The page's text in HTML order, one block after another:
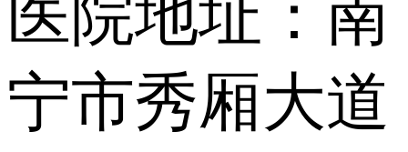
医院地址：南
宁市秀厢大道